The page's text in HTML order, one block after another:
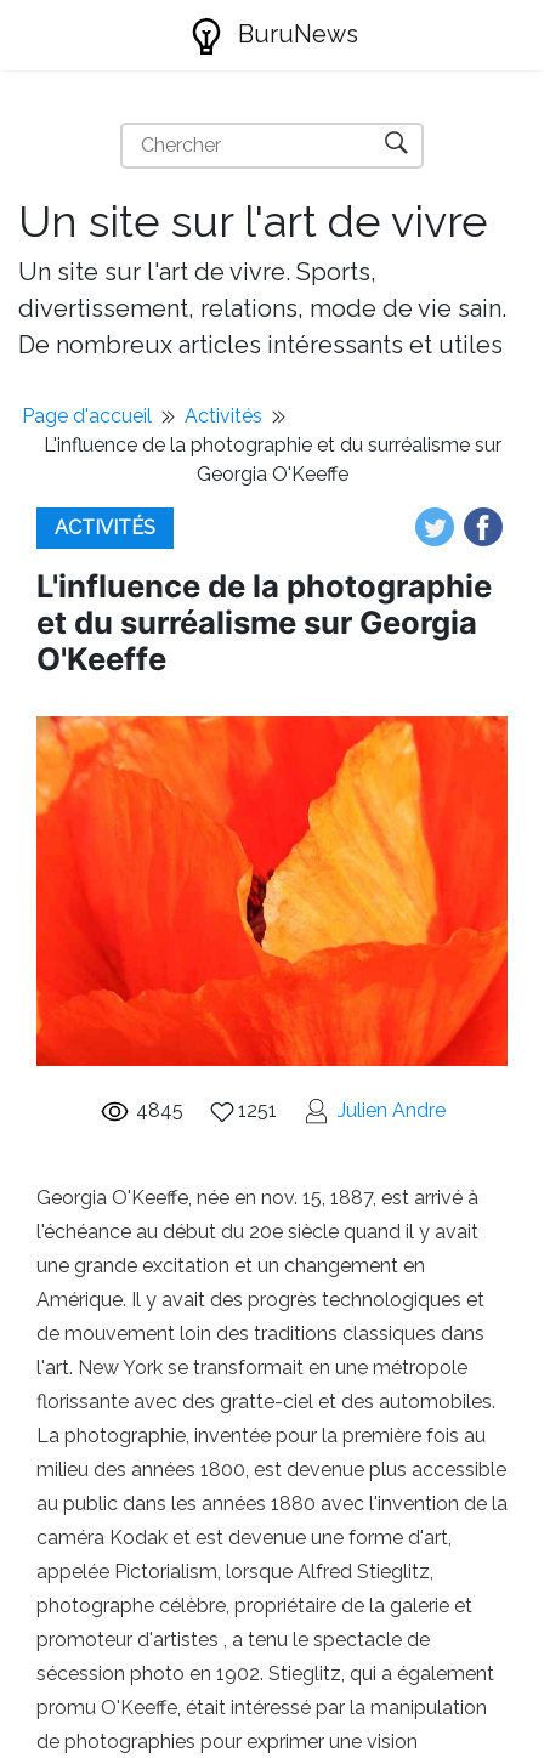
BuruNews
Un site sur l'art de vivre
Un site sur l'art de vivre. Sports,
divertissement, relations, mode de vie sain.
De nombreux articles intéressants et utiles
Page d'accueil
Activités
L'influence de la photographie et du surréalisme sur
Georgia O'Keeffe
ACTIVITÉS
L'influence de la photographie
et du surréalisme sur Georgia
O'Keeffe
4845 1251 Julien Andre
Georgia O'Keeffe, née en nov. 15, 1887, est arrivé à
l'échéance au début du 20e siècle quand il y avait
une grande excitation et un changement en
Amérique. Il y avait des progrès technologiques et
de mouvement loin des traditions classiques dans
l'art. New York se transformait en une métropole
florissante avec des gratte-ciel et des automobiles.
La photographie, inventée pour la première fois au
milieu des années 1800, est devenue plus accessible
au public dans les années 1880 avec l'invention de la
caméra Kodak et est devenue une forme d'art,
appelée Pictorialism, lorsque Alfred Stieglitz,
photographe célèbre, propriétaire de la galerie et
promoteur d'artistes , a tenu le spectacle de
sécession photo en 1902. Stieglitz, qui a également
promu O'Keeffe, était intéressé par la manipulation
de photographies pour exprimer une vision